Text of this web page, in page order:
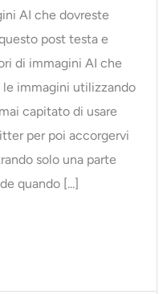
AI
AI che dovreste
post testa e
di immagini AI che
immagini utilizzando
capitato di usare
per poi accorgervi
solo una parte
quando [...]